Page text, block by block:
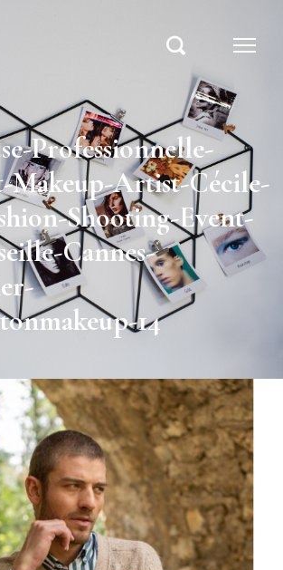
Professionnelle-
Makeup-Artist-Cécile-
Shooting-Event-
Cannes-
14